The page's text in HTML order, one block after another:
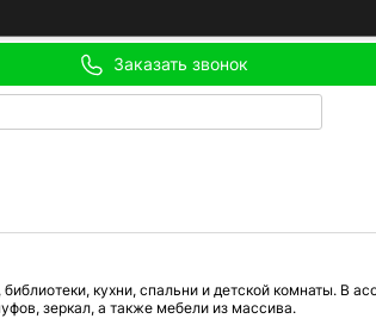
Заказать звонок
кухни, спальни и детской комнаты. В
зеркал, а также мебели из массива.